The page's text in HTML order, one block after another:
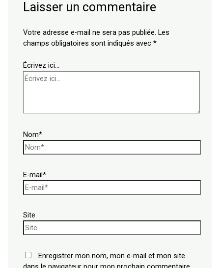
Laisser un commentaire
Votre adresse e-mail ne sera pas publiée. Les
champs obligatoires sont indiqués avec*
Écrivez ici…
Nom*
E-mail*
Site
Enregistrer mon nom, mon e-mail et mon site